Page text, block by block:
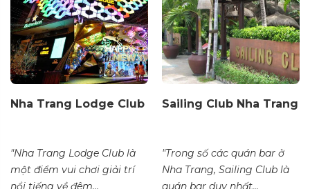
Nha Trang Lodge Club
"Nha Trang Lodge Club là
một điểm vui chơi giải trí
nổi tiếng về đêm...
Sailing Club Nha Trang
"Trong số các quán bar ở
Nha Trang, Sailing Club là
quán bar duy nhất...